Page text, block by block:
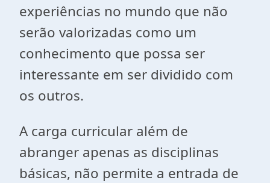
experiências no mundo que não
serão valorizadas como um
conhecimento que possa ser
interessante em ser dividido com
os outros.
A carga curricular além de
abranger apenas as disciplinas
básicas, não permite a entrada de